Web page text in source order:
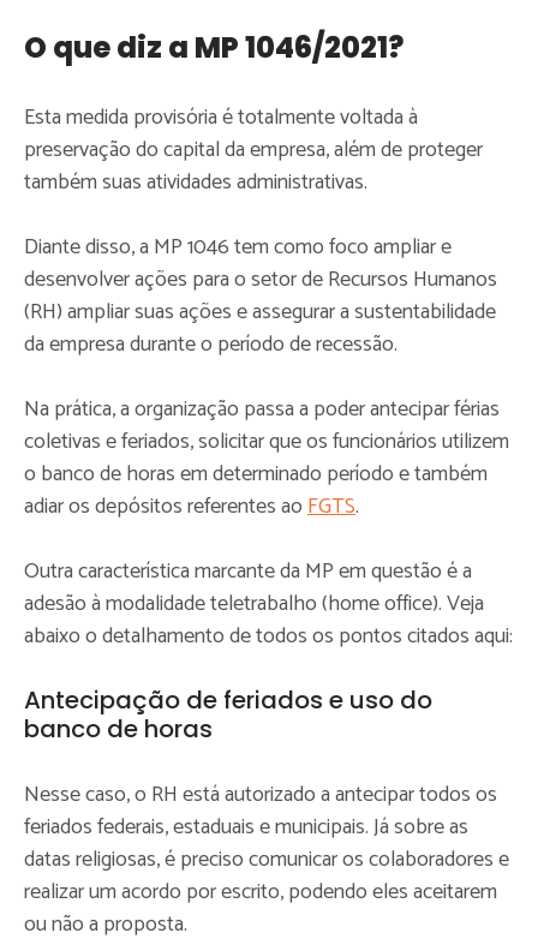
O que diz a MP 1046/2021?
Esta medida provisória é totalmente voltada à
preservação do capital da empresa, além de proteger
também suas atividades administrativas.
Diante disso, a MP 1046 tem como foco ampliar e
desenvolver ações para o setor de Recursos Humanos
(RH) ampliar suas ações e assegurar a sustentabilidade
da empresa durante o período de recessão.
Na prática, a organização passa a poder antecipar férias
coletivas e feriados, solicitar que os funcionários utilizem
o banco de horas em determinado período e também
adiar os depósitos referentes aoFGTS.
Outra característica marcante da MP em questão é a
adesão à modalidade teletrabalho (home office). Veja
abaixo o detalhamento de todos os pontos citados aqui:
Antecipação de feriados e uso do
banco de horas
Nesse caso, o RH está autorizado a antecipar todos os
feriados federais, estaduais e municipais. Já sobre as
datas religiosas, é preciso comunicar os colaboradores e
realizar um acordo por escrito, podendo eles aceitarem
ou não a proposta.